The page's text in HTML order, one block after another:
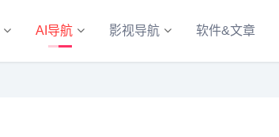
AI导航 影视导航 软件&文章